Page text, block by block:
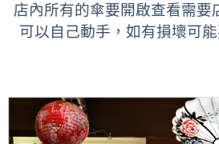
店內所有的傘要開啟查看需要
可以自己動手， 如有損壞可